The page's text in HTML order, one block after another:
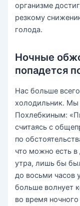
организме
резкому
голода.
Ночные
попадется
Нас больше
холодильник. Мы
Похлебкиным:
считаясь с
по
что можно есть в
утра, лишь бы
до восьми часов
больше волнует
во время